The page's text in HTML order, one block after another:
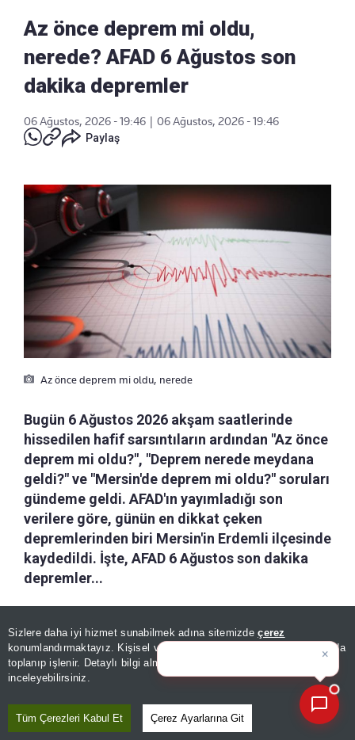
Sizlere daha iyi hizmet sunabilmek adına sitemizdeçerez
konumlandırmaktayız. Kişisel verileriniz, KVKK ve GDPR kapsamında
toplanıp işlenir. Detaylı bilgi almak için
inceleyebilirsiniz.
Tüm Çerezleri Kabul Et Çerez Ayarlarına Git
Az önce deprem mi oldu,
nerede? AFAD 6 Ağustos son
dakika depremler
06 Ağustos, 2026 - 19:46
06 Ağustos, 2026 - 19:46
Paylaş
Az önce deprem mi oldu, nerede
Bugün 6 Ağustos 2026 akşam saatlerinde
hissedilen hafif sarsıntıların ardından "Az önce
deprem mi oldu?", "Deprem nerede meydana
geldi?" ve "Mersin'de deprem mi oldu?" soruları
gündeme geldi. AFAD'ın yayımladığı son
verilere göre, günün en dikkat çeken
depremlerinden biri Mersin'in Erdemli ilçesinde
kaydedildi. İşte, AFAD 6 Ağustos son dakika
depremler...
6 Ağustos tarihli son deprem listesinde Mersin
başta olmak üzere Balıkesir, Elazığ, Çanakkale,
Bilecik, Adıyaman, Kahramanmaraş, Ankara,
Çorum ve Antalya'da farklı büyüklüklerde
×
Bugünün öne çıkan manşetleri